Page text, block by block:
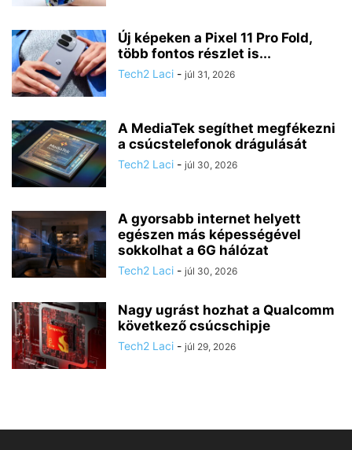
Új képeken a Pixel 11 Pro Fold,
több fontos részlet is...
Tech2 Laci - júl 31, 2026
A MediaTek segíthet megfékezni
a csúcstelefonok drágulását
Tech2 Laci - júl 30, 2026
A gyorsabb internet helyett
egészen más képességével
sokkolhat a 6G hálózat
Tech2 Laci - júl 30, 2026
Nagy ugrást hozhat a Qualcomm
következő csúcschipje
Tech2 Laci - júl 29, 2026